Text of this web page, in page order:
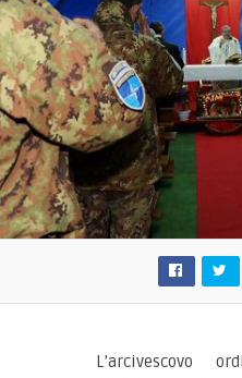
L’arcivescovo